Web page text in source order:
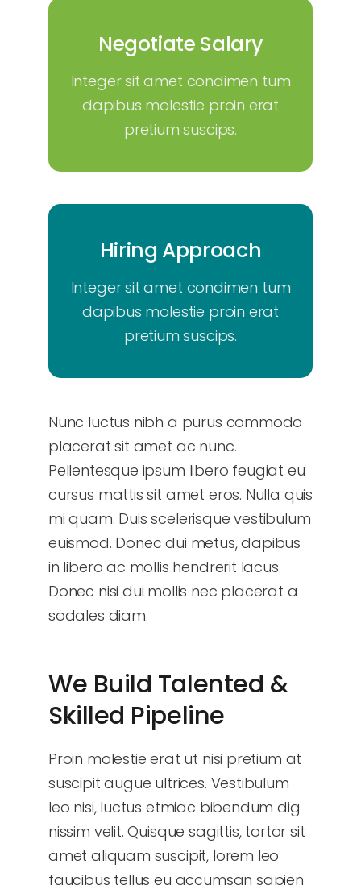
Negotiate Salary
Integer sit amet condimen tum
dapibus molestie proin erat
pretium suscips.
Your Content Goes Here
negotiate salary
Hiring Approach
Integer sit amet condimen tum
dapibus molestie proin erat
pretium suscips.
Your Content Goes Here
hiring approach
Nunc luctus nibh a purus commodo
placerat sit amet ac nunc.
Pellentesque ipsum libero feugiat eu
cursus mattis sit amet eros. Nulla quis
mi quam. Duis scelerisque vestibulum
euismod. Donec dui metus, dapibus
in libero ac mollis hendrerit lacus.
Donec nisi dui mollis nec placerat a
sodales diam.
We Build Talented &
Skilled Pipeline
Proin molestie erat ut nisi pretium at
suscipit augue ultrices. Vestibulum
leo nisi, luctus etmiac bibendum dig
nissim velit. Quisque sagittis, tortor sit
amet aliquam suscipit, lorem leo
faucibus tellus eu accumsan sapien